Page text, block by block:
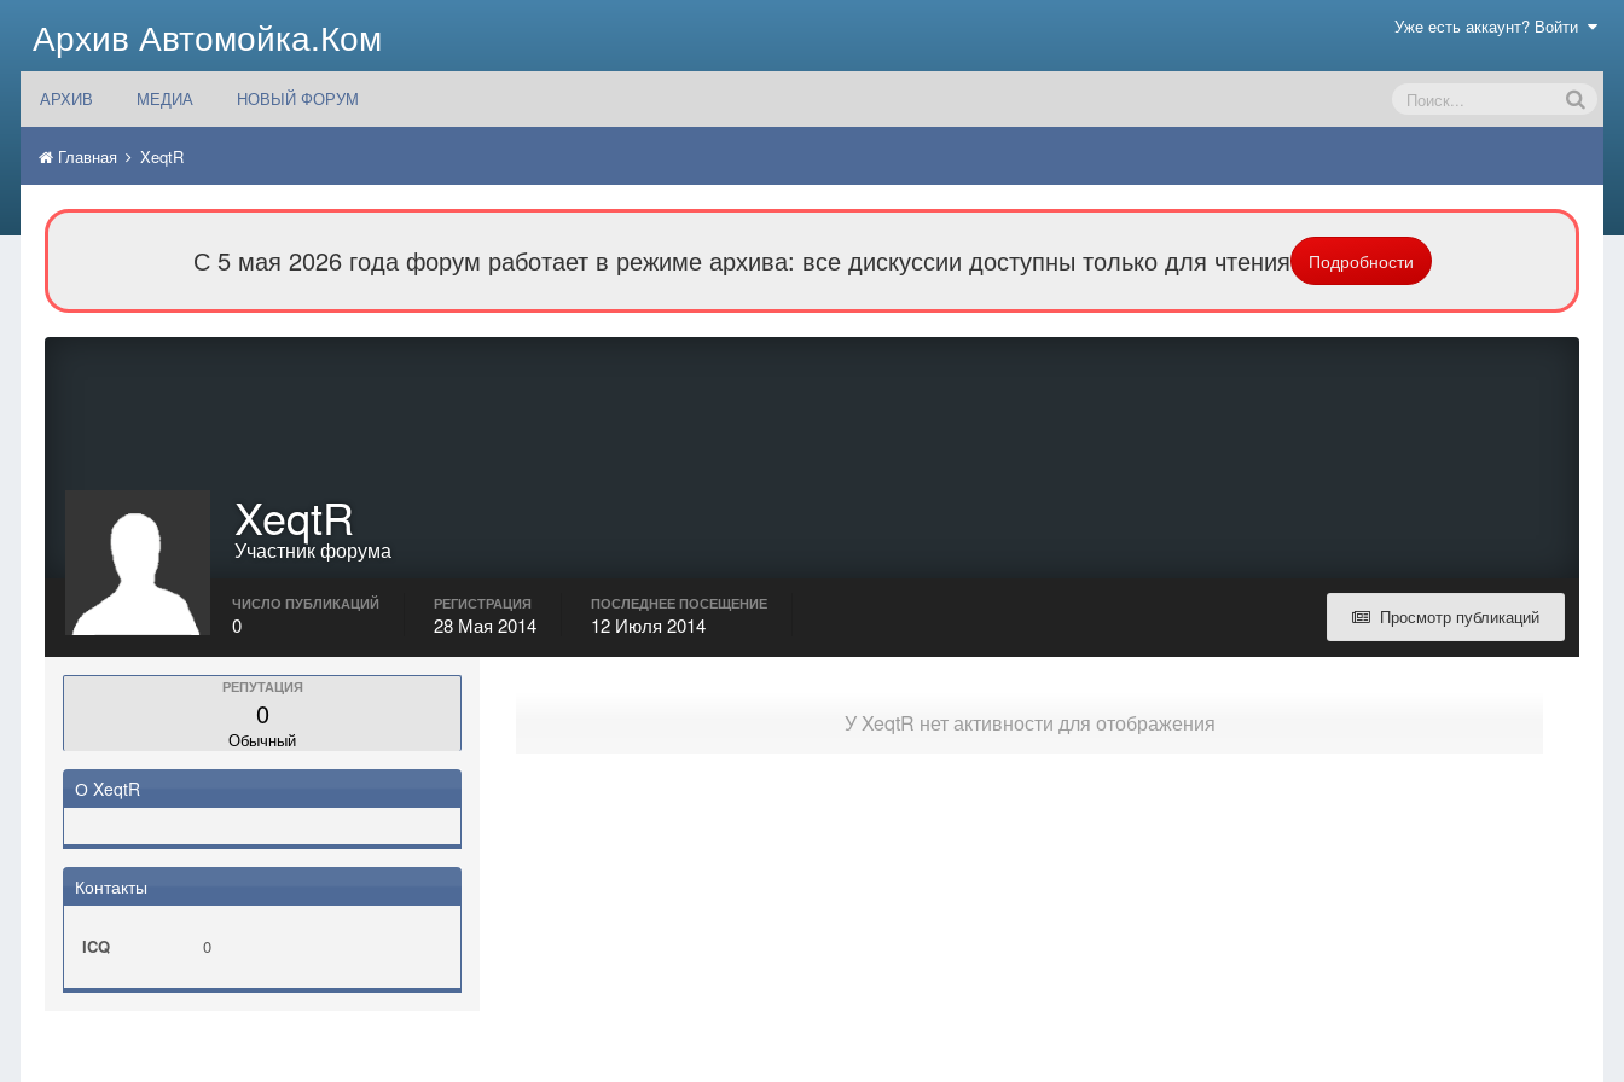
Архив Автомойка.Ком Уже есть аккаунт? Войти
АРХИВ МЕДИА НОВЫЙ ФОРУМ
Главная XeqtR
С 5 мая 2026 года форум работает в режиме архива: все дискуссии доступны только для чтения Подробности
XeqtR
Участник форума
Просмотр публикаций
ЧИСЛО ПУБЛИКАЦИЙ
0
РЕГИСТРАЦИЯ
28 Мая 2014
ПОСЛЕДНЕЕ ПОСЕЩЕНИЕ
12 Июля 2014
РЕПУТАЦИЯ
0
Обычный
О XeqtR
Контакты
ICQ 0
У XeqtR нет активности для отображения